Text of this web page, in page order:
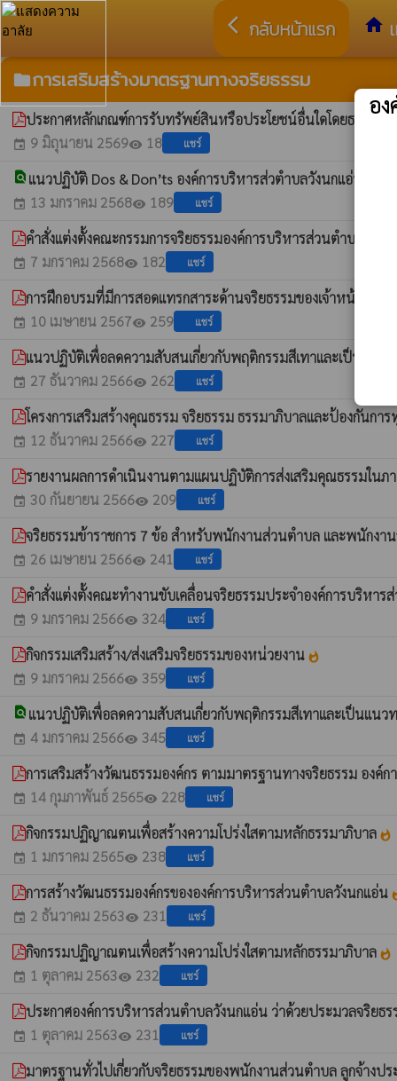
arrow_back_ios กลับหน้าแรก home
folderการเสริมสร้างมาตรฐานทางจริยธรรม
ประกาศหลักเกณฑ์การรับทรัพย์สินหรือประโยชน์อื่นใดโดยธรรมจ
event 9 มิถุนายน 2569visibility 18 แชร์
find_in_page แนวปฏิบัติ Dos & Don’ts องค์การบริหารส่วตำบลวังนกแอ่น
event 13 มกราคม 2568visibility 189 แชร์
คำสั่งแต่งตั้งคณะกรรมการจริยธรรมองค์การบริหารส่วนตำบลวังน
event 7 มกราคม 2568visibility 182 แชร์
การฝึกอบรมที่มีการสอดแทรกสาระด้านจริยธรรมของเจ้าหน้าที่ข
event 10 เมษายน 2567visibility 259 แชร์
แนวปฏิบัติเพื่อลดความสับสนเกี่ยวกับพฤติกรรมสีเทาและเป็นแนว
event 27 ธันวาคม 2566visibility 262 แชร์
โครงการเสริมสร้างคุณธรรม จริยธรรม ธรรมาภิบาลและป้องกันกา
event 12 ธันวาคม 2566visibility 227 แชร์
รายงานผลการดำเนินงานตามแผนปฏิบัติการส่งเสริมคุณธรรมใ
event 30 กันยายน 2566visibility 209 แชร์
จริยธรรมข้าราชการ 7 ข้อ สำหรับพนักงานส่วนตำบล และพนักงา
event 26 เมษายน 2566visibility 241 แชร์
คำสั่งแต่งตั้งคณะทำงานขับเคลื่อนจริยธรรมประจำองค์การบริหา
event 9 มกราคม 2566visibility 324 แชร์
กิจกรรมเสริมสร้าง/ส่งเสริมจริยธรรมของหน่วยงาน whatshot
event 9 มกราคม 2566visibility 359 แชร์
find_in_page แนวปฏิบัติเพื่อลดความสับสนเกี่ยวกับพฤติกรรมสีเทาและเป็นแน
event 4 มกราคม 2566visibility 345 แชร์
การเสริมสร้างวัฒนธรรมองค์กร ตามมาตรฐานทางจริยธรรม องค์
event 14 กุมภาพันธ์ 2565visibility 228 แชร์
กิจกรรมปฏิญาณตนเพื่อสร้างความโปร่งใสตามหลักธรรมาภิบาล whatshot
event 1 มกราคม 2565visibility 238 แชร์
การสร้างวัฒนธรรมองค์กรขององค์การบริหารส่วนตำบลวังนกแอ่น
event 2 ธันวาคม 2563visibility 231 แชร์
กิจกรรมปฏิญาณตนเพื่อสร้างความโปร่งใสตามหลักธรรมาภิบาล whatshot
event 1 ตุลาคม 2563visibility 232 แชร์
ประกาศองค์การบริหารส่วนตำบลวังนกแอ่น ว่าด้วยประมวลจริย
event 1 ตุลาคม 2563visibility 231 แชร์
มาตรฐานทั่วไปเกี่ยวกับจริยธรรมของพนักงานส่วนตำบล ลูกจ้างป
อ